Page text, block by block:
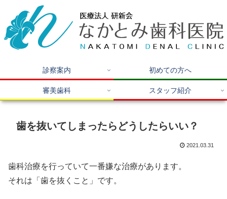
診察案内 初めての方へ
審美歯科 スタッフ紹介
歯を抜いてしまったらどうしたらいい？
2021.03.31
歯科治療を行っていて一番嫌な治療があります。
それは「歯を抜くこと」です。